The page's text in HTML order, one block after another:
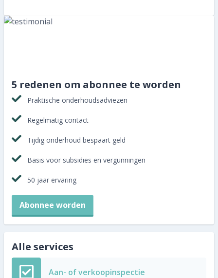
5 redenen om abonnee te worden
Praktische onderhoudsadviezen
Regelmatig contact
Tijdig onderhoud bespaart geld
Basis voor subsidies en vergunningen
50 jaar ervaring
Abonnee worden
Alle services
Aan- of verkoopinspectie